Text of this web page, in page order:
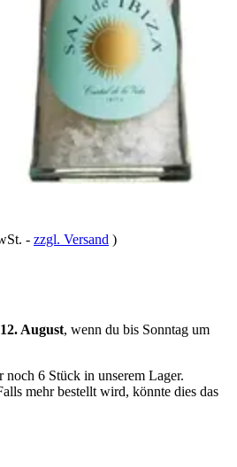
- zzgl. Versand )
August, wenn du bis Sonntag um
6 Stück in unserem Lager.
mehr bestellt wird, könnte dies das